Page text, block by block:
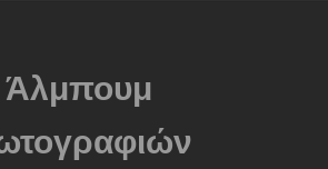
Άλμπουμ